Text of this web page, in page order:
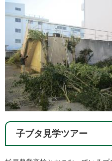
子ブタ見学ツアー